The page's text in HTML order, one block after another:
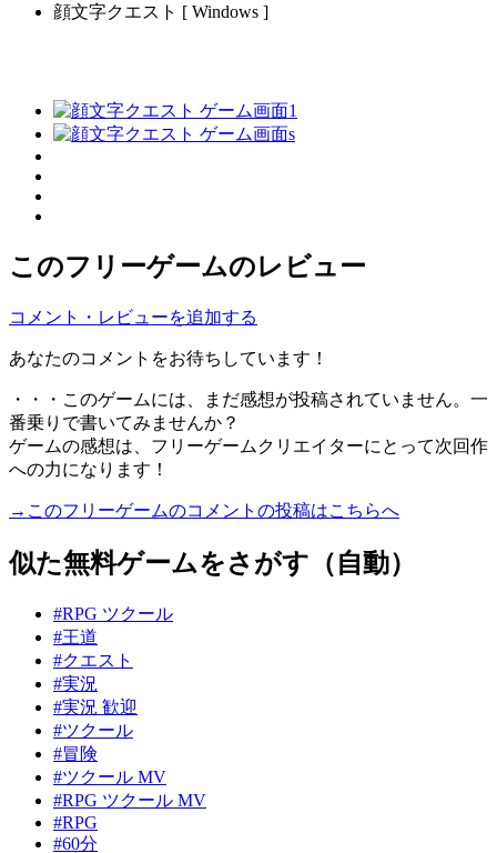
顔文字クエスト [ Windows ]
このフリーゲームのレビュー
コメント・レビューを追加する
あなたのコメントをお待ちしています！
・・・このゲームには、まだ感想が投稿されていません。一
番乗りで書いてみませんか？
ゲームの感想は、フリーゲームクリエイターにとって次回作
への力になります！
→このフリーゲームのコメントの投稿はこちらへ
似た無料ゲームをさがす（自動）
#RPG ツクール
#王道
#クエスト
#実況
#実況 歓迎
#ツクール
#冒険
#ツクール MV
#RPG ツクール MV
#RPG
#60分